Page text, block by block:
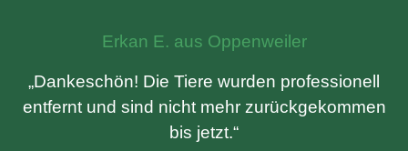
Erkan E. aus Oppenweiler
„Dankeschön! Die Tiere wurden professionell
entfernt und sind nicht mehr zurückgekommen
bis jetzt.“